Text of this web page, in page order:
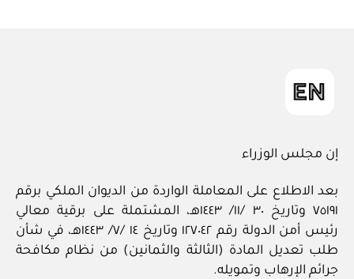
إن مجلس الوزراء
بعد الاطلاع على المعاملة الواردة من الديوان الملكي برقم
٧٥١٩١ وتاريخ ٣٠ /١١/ ١٤٤٣هـ، المشتملة على برقية معالي
رئيس أمن الدولة رقم ١٢٧٠٤٢ وتاريخ ١٤ /٧/ ١٤٤٣هـ، في شأن
طلب تعديل المادة (الثالثة والثمانين) من نظام مكافحة
جرائم الإرهاب وتمويله.